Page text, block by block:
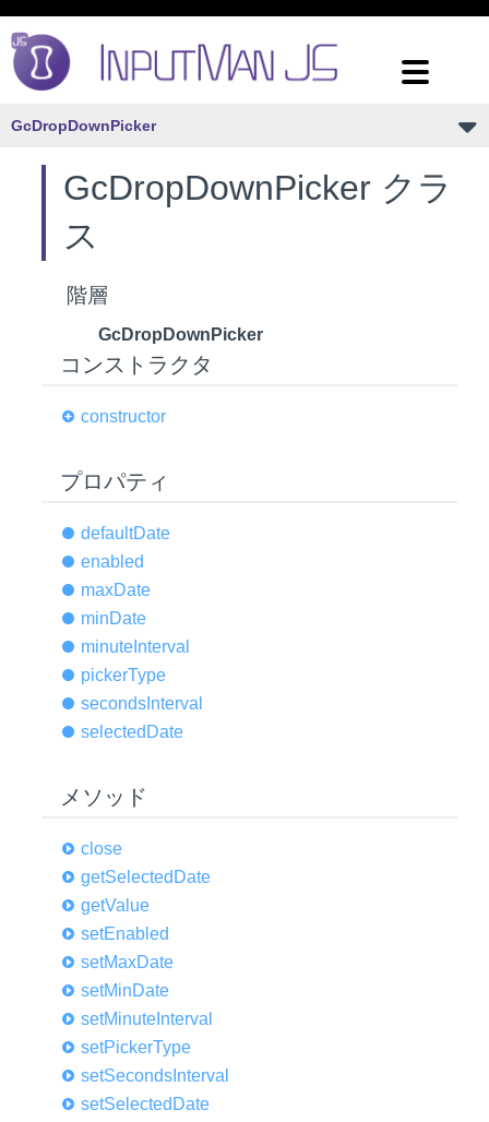
GcDropDownPicker
GcDropDownPicker クラ
ス
階層
GcDropDownPicker
コンストラクタ
constructor
プロパティ
defaultDate
enabled
maxDate
minDate
minute Interval
pickerType
seconds Interval
selected Date
メソッド
close
getSelected Date
getValue
setEnabled
setMaxDate
setMinDate
setMinute Interval
setPickerType
setSeconds Interval
setSelected Date